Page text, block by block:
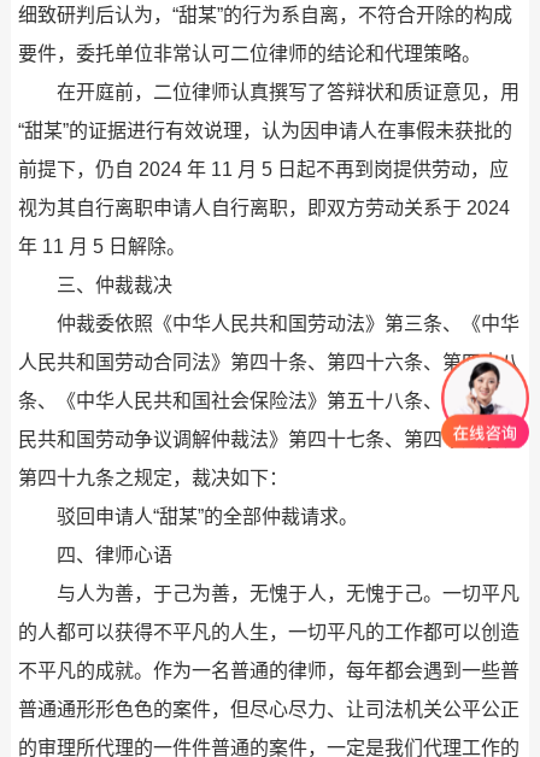
细致研判后认为，“甜某”的行为系自离，不符合开除的构成
要件，委托单位非常认可二位律师的结论和代理策略。
在开庭前，二位律师认真撰写了答辩状和质证意见，用
“甜某”的证据进行有效说理，认为因申请人在事假未获批的
前提下，仍自 2024 年 11 月 5 日起不再到岗提供劳动，应
视为其自行离职申请人自行离职，即双方劳动关系于 2024
年 11 月 5 日解除。
三、仲裁裁决
仲裁委依照《中华人民共和国劳动法》第三条、《中华
人民共和国劳动合同法》第四十条、第四十六条、第四十八
条、《中华人民共和国社会保险法》第五十八条、《中华人
民共和国劳动争议调解仲裁法》第四十七条、第四十八条、
第四十九条之规定，裁决如下：
驳回申请人“甜某”的全部仲裁请求。
四、律师心语
与人为善，于己为善，无愧于人，无愧于己。一切平凡
的人都可以获得不平凡的人生，一切平凡的工作都可以创造
不平凡的成就。作为一名普通的律师，每年都会遇到一些普
普通通形形色色的案件，但尽心尽力、让司法机关公平公正
的审理所代理的一件件普通的案件，一定是我们代理工作的